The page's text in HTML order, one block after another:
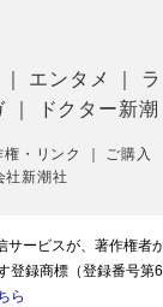
エンタメ
ドクター新潮
権・リンク ご購入
社新潮社
ービスが、著作権者
登録商標（登録番号第
ら